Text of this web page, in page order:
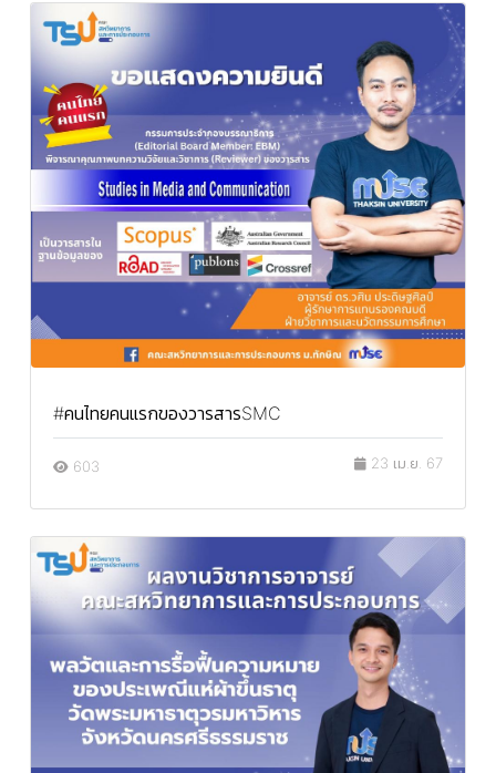
#คนไทยคนแรกของวารสารSMC
603 23 เม.ย. 67